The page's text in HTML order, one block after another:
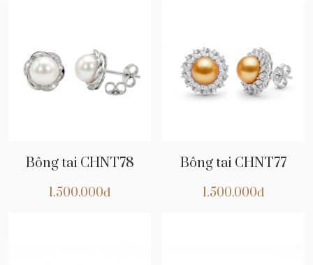
Bông tai CHNT78
1.500.000đ
Bông tai CHNT77
1.500.000đ